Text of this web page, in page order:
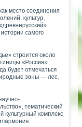
место соединения
культур,
самого
строится около
«Россия».
будет отмечаться
зоны — лес,
тематический
культурный комплекс